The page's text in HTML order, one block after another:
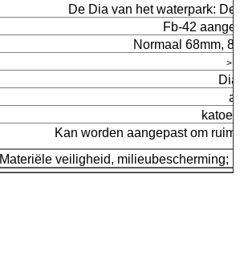
De Dia van het waterpark: De
Fb-42
Normaal 68mm,
>
Kan worden aangepast om
Materiële veiligheid, milieubescherming;